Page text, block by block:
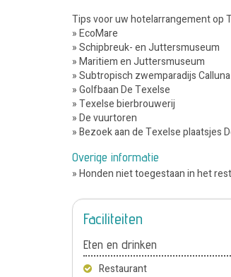
Tips voor uw hotelarrangement op
» EcoMare
» Schipbreuk- en Juttersmuseum
» Maritiem en Juttersmuseum
» Subtropisch zwemparadijs Calluna
» Golfbaan De Texelse
» Texelse bierbrouwerij
» De vuurtoren
» Bezoek aan de Texelse plaatsjes
Overige informatie
» Honden niet toegestaan in het
Faciliteiten
Eten en drinken
Restaurant